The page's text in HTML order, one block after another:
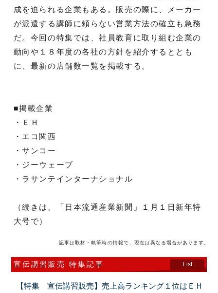
成を迫られる企業もある。販売の際に、メーカー
が派遣する講師に頼らない営業方法の確立も急務
だ。今回の特集では、社員教育に取り組む企業の
動向や１８年度の各社の方針を紹介するととも
に、最新の店舗数一覧を掲載する。
■掲載企業
・ＥＨ
・エコ関西
・サンコー
・ジーウェーブ
・ラサンテインターナショナル
（続きは、「日本流通産業新聞」１月１日新年特
大号で）
記事は取材・執筆時の情報で、現在は異なる場合があります。
宣伝講習販売 特集記事 List
【特集 宣伝講習販売】売上高ランキング１位はＥＨ